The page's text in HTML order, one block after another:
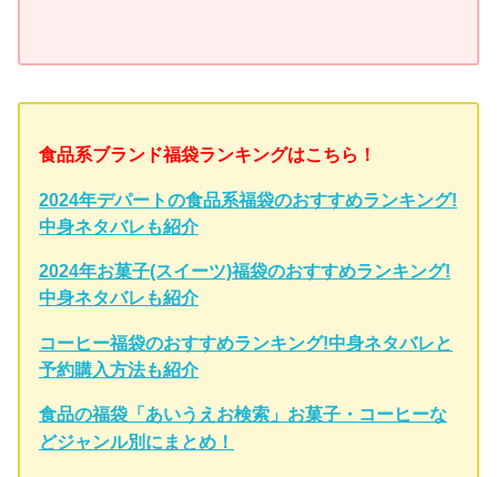
食品系ブランド福袋ランキングはこちら！
2024年デパートの食品系福袋のおすすめランキング!
中身ネタバレも紹介
2024年お菓子(スイーツ)福袋のおすすめランキング!
中身ネタバレも紹介
コーヒー福袋のおすすめランキング!中身ネタバレと
予約購入方法も紹介
食品の福袋「あいうえお検索」お菓子・コーヒーな
どジャンル別にまとめ！